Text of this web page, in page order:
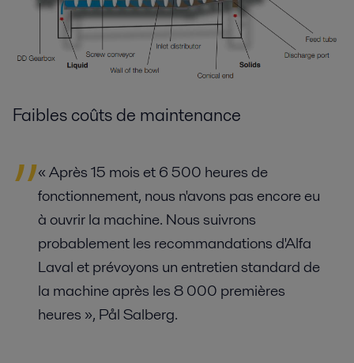
Faibles coûts de maintenance
« Après 15 mois et 6 500 heures de
fonctionnement, nous n'avons pas encore eu
à ouvrir la machine. Nous suivrons
probablement les recommandations d'Alfa
Laval et prévoyons un entretien standard de
la machine après les 8 000 premières
heures », Pål Salberg.